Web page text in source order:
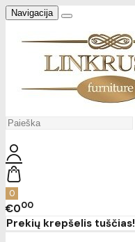
Navigacija
0
€000
Prekių krepšelis tuščias!